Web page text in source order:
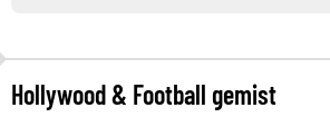
Hollywood & Football gemist